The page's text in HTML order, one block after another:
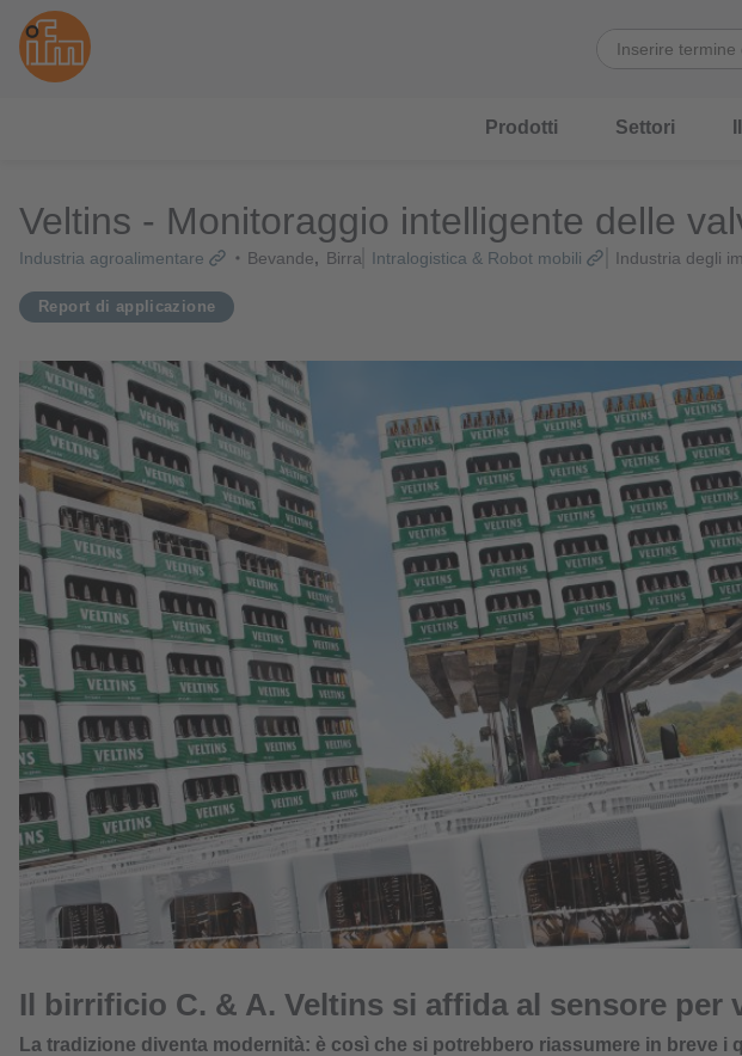
Prodotti Settori
Veltins - Monitoraggio intelligente delle
Industria agroalimentare Bevande Birra Intralogistica & Robot mobili Industria degli
Report di applicazione
Il birrificio C. & A. Veltins si affida al sensore per
La tradizione diventa modernità: è così che si potrebbero riassumere in breve i